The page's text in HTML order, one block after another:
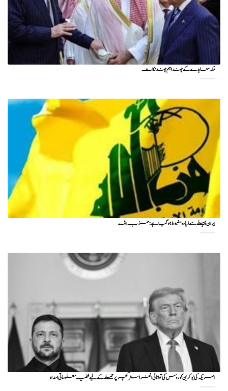
مکہ معاہدے کے چند اہم چند نکات
ایران پہلے سے زیادہ مضبوط ہو گیا ہے: حزب اللہ
امریکہ کی یوکرین کو روس کی توانائی انفراسٹرکچر پر حملے کے لیے خفیہ معلوماتی امداد